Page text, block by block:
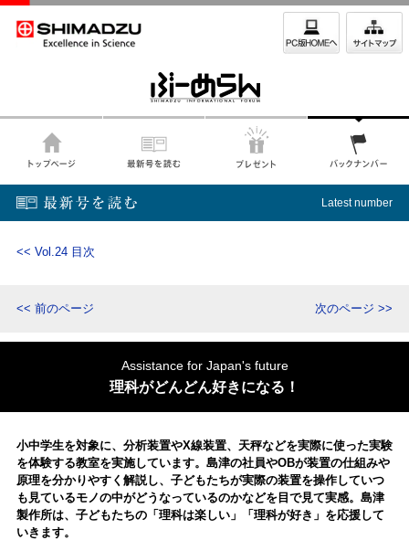
Latest number
<< Vol.24 目次
<< 前のページ 次のページ >>
Assistance for Japan's future
理科がどんどん好きになる！
小中学生を対象に、分析装置やX線装置、天秤などを実際に使った実験
を体験する教室を実施しています。島津の社員やOBが装置の仕組みや
原理を分かりやすく解説し、子どもたちが実際の装置を操作していつ
も見ているモノの中がどうなっているのかなどを目で見て実感。島津
製作所は、子どもたちの「理科は楽しい」「理科が好き」を応援して
いきます。